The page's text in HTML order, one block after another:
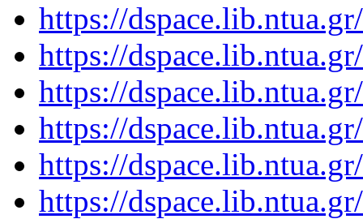
https://
https://
https://
https://
https://
https://